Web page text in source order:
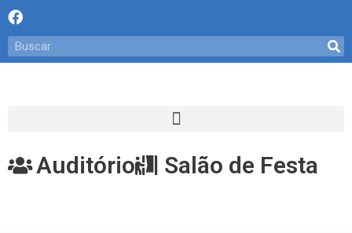
Auditório Salão de Festa